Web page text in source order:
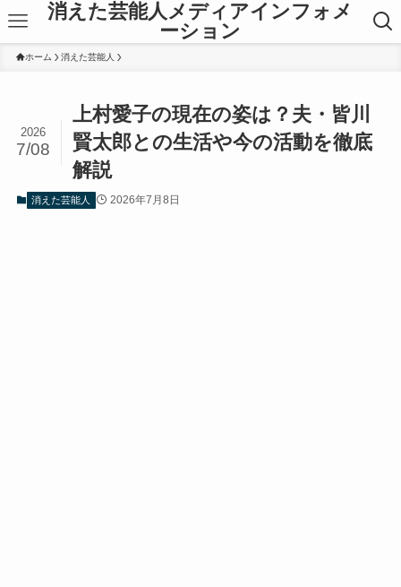
消えた芸能人メディアインフォメ
ーション
ホーム 消えた芸能人
上村愛子の現在の姿は？夫・皆川
賢太郎との生活や今の活動を徹底
解説
2026
7/08
消えた芸能人 2026年7月8日